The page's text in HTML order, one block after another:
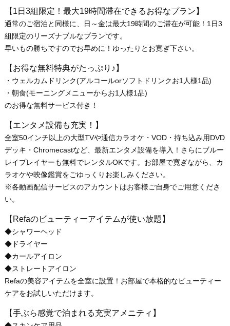
【1日3組限定！最大19時間滞在できるお得なプラン】
通常のご宿泊と同様に、日～金は最大19時間のご滞在が可能！1日3
組限定のリーズナブルなプランです。
早いもの勝ちですのでお早めに！ゆったりとお寛ぎ下さい。
【お得な無料特典がたっぷり♪】
・ウェルカムドリンク(アルコールorソフトドリンクお1人様1品)
・朝食(モーニングメニューからお1人様1品)
のお得な無料サービス付き！
【エンタメ設備も充実！】
全室50インチ以上の大型TVや通信カラオケ・VOD・持ち込み用DVD
デッキ・Chromecastなど、最新エンタメ設備を導入！さらにブルー
レイプレイヤーも無料でレンタルOKです。お部屋で寛ぎながら、カ
ラオケや映像鑑賞をごゆっくりお楽しみください。
※各動画配信サービスのアカウントはお客様ご自身でご用意くださ
い。
【Refaのビューティーアイテムが使い放題】
◆シャワーヘッド
◆ドライヤー
◆カールアイロン
◆ストレートアイロン
Refaの美容アイテムを全室に設置！お部屋で本格的なビューティー
ケアをお試しいただけます。
【手ぶら感覚で泊まれる充実アメニティ】